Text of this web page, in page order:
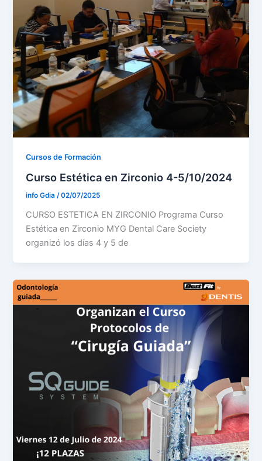
Cursos de Formación
Curso Estética en Zirconio 4-5/10/2024
info Gdia/02/07/2025
CURSO ESTETICA EN ZIRCONIO Programa Curso
Estética en Zirconio MYG Dental Care Society
organizó los días 4 y 5 de